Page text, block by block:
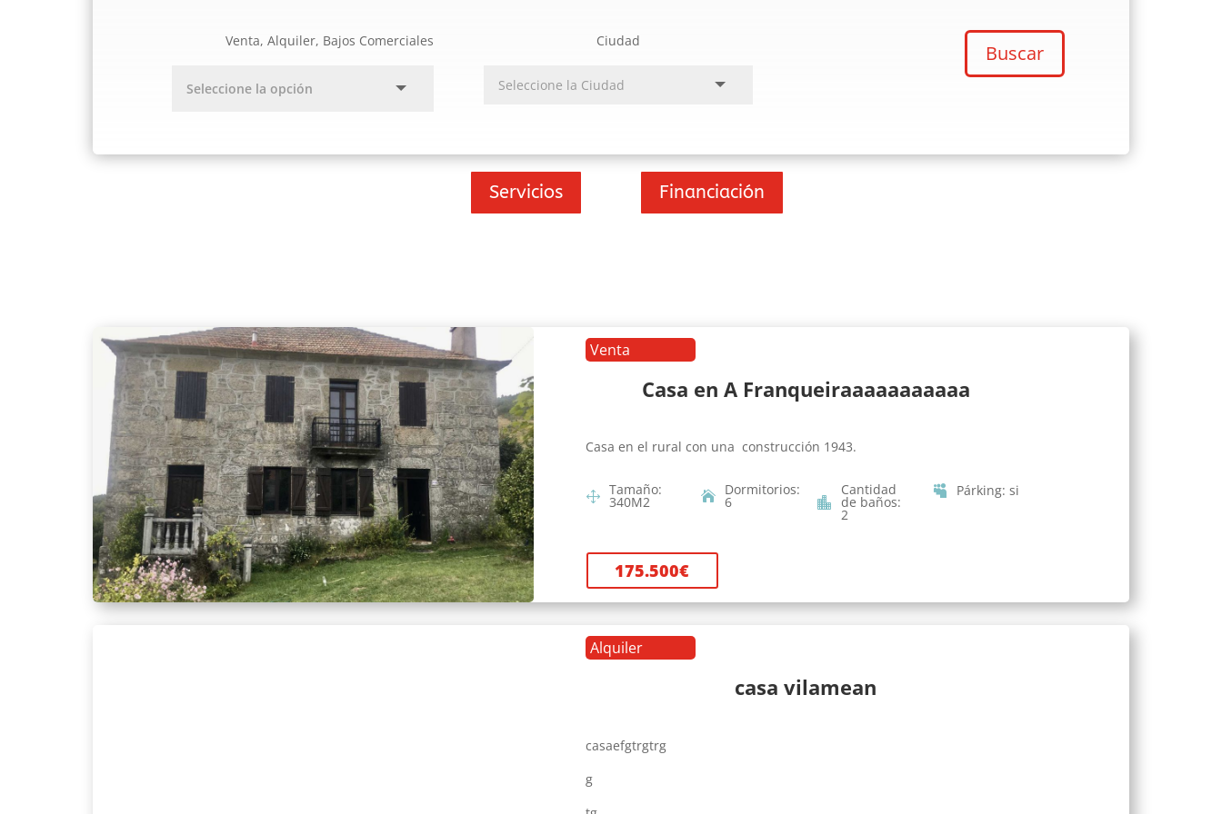
Venta, Alquiler, Bajos Comerciales Ciudad
Buscar
Servicios Financiación
Venta
Casa en A Franqueiraaaaaaaaaaa
Casa en el rural con una construcción 1943.
Tamaño:
340M2
Dormitorios:
6
Cantidad
de baños:
2
Párking:si
175.500€
Alquiler
casa vilamean
casaefgtrgtrg
g